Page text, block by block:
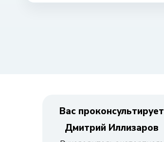
Вас проконсультирует
Дмитрий Иллизаров